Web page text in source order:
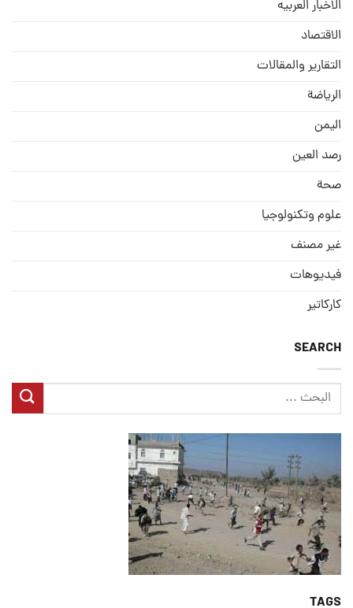
الاخبار العربيه
الاقتصاد
التقارير والمقالات
الریاضة
الیمن
رصد العین
صحة
علوم وتكنولوجيا
غير مصنف
فيديوهات
كاركاتير
SEARCH
TAGS